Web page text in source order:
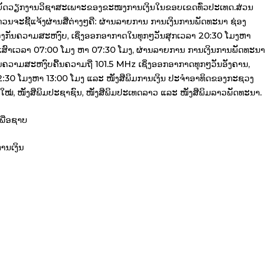
ວຽກງານວິຊາສະເພາະຂອງຂະໜງການເງິນໃນຂອບເຂດທົ່ວປະເທດ.ສ່ວນ
ນຈະຊີ້ແຈ້ງຜ່ານສື່ຕ່າງໆຄື: ຜ່ານລາຍການ ການເງິນການພັດທະນາ ຊ່ອງ
ກັນຄວາມສະຫງົບ, ເຊິ່ງອອກອາກາດໃນທຸກໆວັນສຸກເວລາ 20:30 ໂມງຫາ
າເວລາ 07:00 ໂມງ ຫາ 07:30 ໂມງ, ຜ່ານລາຍການ ການເງິນການພັດທະນາ
ວາມສະຫງົບຄື້ນຄວາມຖີ່ 101.5 MHz ເຊິ່ງອອກອາກາດທຸກໆວັນອັງຄານ,
ໂມງຫາ 13:00 ໂມງ ແລະ ໜັງສືພິມການເງິນ ປະຈໍາອາທິດຂອງກະຊວງ
ໃໝ່, ໜັງສືພິມປະຊາຊົນ, ໜັງສືພິມປະເທດລາວ ແລະ ໜັງສືພິມລາວພັດທະນາ.
ອຊາບ
ເງິນ